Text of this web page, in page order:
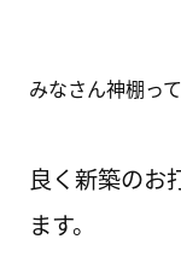
みなさん神棚って
良く新築のお
ます。